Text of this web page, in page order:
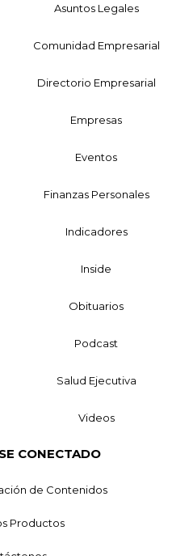
Asuntos Legales
Comunidad Empresarial
Directorio Empresarial
Empresas
Eventos
Finanzas Personales
Indicadores
Inside
Obituarios
Podcast
Salud Ejecutiva
Videos
CONECTADO
de Contenidos
Productos